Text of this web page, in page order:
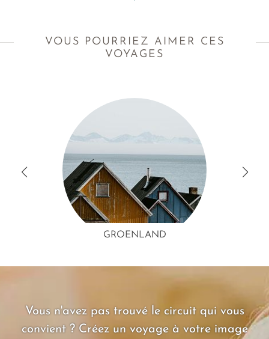
VOUS POURRIEZ AIMER CES
VOYAGES
GROENLAND
Vous n'avez pas trouvé le circuit qui vous
convient ? Créez un voyage à votre image